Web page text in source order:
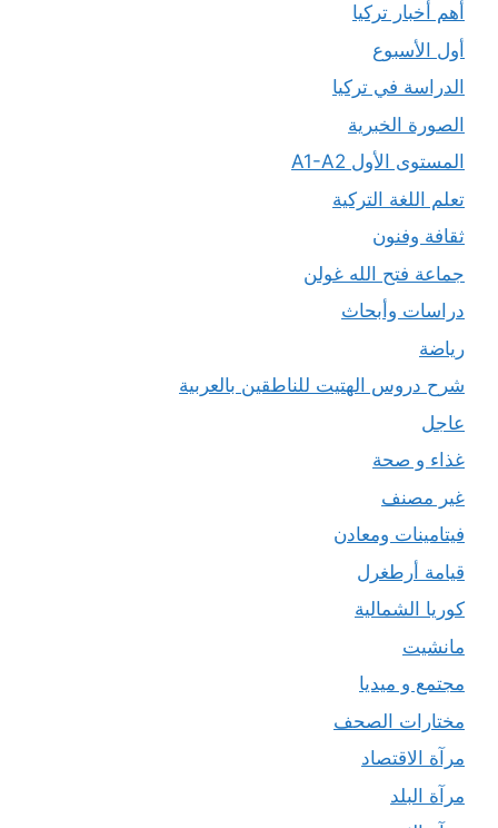
أهم أخبار تركيا
أول الأسبوع
الدراسة في تركيا
الصورة الخبرية
المستوى الأول A1-A2
تعلم اللغة التركية
ثقافة وفنون
جماعة فتح الله غولن
دراسات وأبحاث
رياضة
شرح دروس الهتيت للناطقين بالعربية
عاجل
غذاء و صحة
غير مصنف
فيتامينات ومعادن
قيامة أرطغرل
كوريا الشمالية
مانشيت
مجتمع و ميديا
مختارات الصحف
مرآة الاقتصاد
مرآة البلد